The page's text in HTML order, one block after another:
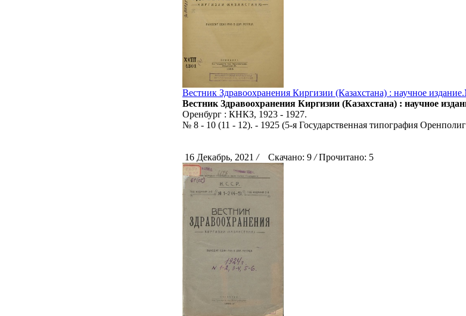
Вестник Здравоохранения Киргизии (Казахстана) : научное
Вестник Здравоохранения Киргизии (Казахстана) : научное
Оренбург : КНКЗ, 1923 - 1927.
№ 8 - 10 (11 - 12). - 1925 (5-я Государственная типография
16 Декабрь, 2021 /Скачано: 9 /Прочитано: 5